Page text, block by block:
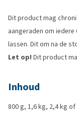
Dit product mag
aangeraden om
lassen. Dit om na de
Let op! Dit product
Inhoud
800 g, 1,6 kg, 2,4 kg of